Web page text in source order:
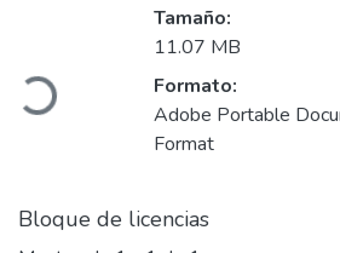
Cargando...
Tamaño:
11.07 MB
Formato:
Adobe Portable
Format
Bloque de licencias